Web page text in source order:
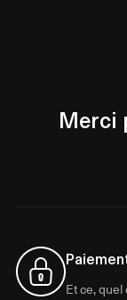
Merci
Et ce,